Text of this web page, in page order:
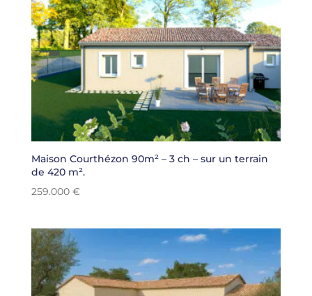
Maison Courthézon 90m² – 3 ch – sur un terrain
de 420 m².
259.000 €